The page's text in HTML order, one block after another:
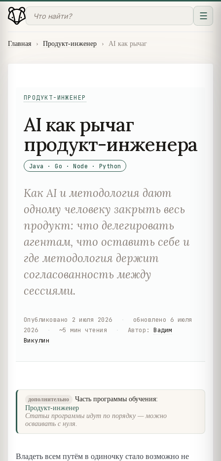
☰
Главная › Продукт-инженер › AI как рычаг
ПРОДУКТ-ИНЖЕНЕР
AI как рычаг
продукт-инженера
Java · Go · Node · Python
Как AI и методология дают
одному человеку закрыть весь
продукт: что делегировать
агентам, что оставить себе и
где методология держит
согласованность между
сессиями.
Опубликовано 2 июля 2026 обновлено 6 июля
2026
~5 мин чтения Автор :Вадим
Викулин
дополнительно
Часть программы обучения:
Продукт-инженер
Статьи программы идут по порядку — можно
осваивать с нуля.
Владеть всем путём в одиночку стало возможно не